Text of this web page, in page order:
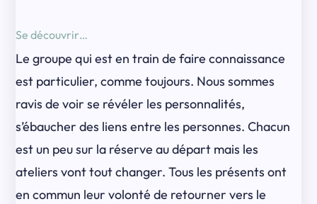
Se découvrir…
Le groupe qui est en train de faire connaissance
est particulier, comme toujours. Nous sommes
ravis de voir se révéler les personnalités,
s’ébaucher des liens entre les personnes. Chacun
est un peu sur la réserve au départ mais les
ateliers vont tout changer. Tous les présents ont
en commun leur volonté de retourner vers le